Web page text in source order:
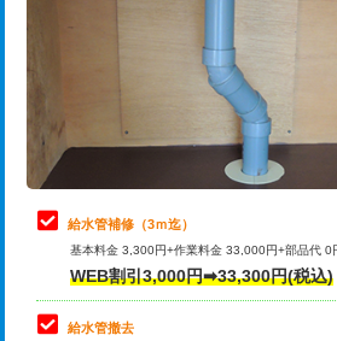
排水管工事（土の掘削・埋め戻し作
排水管工事（排水管工事/3ｍまで）
排水管工事（追加 排水管工事/3ｍ超
マス交換（土の掘削・埋め戻し作業）
マス交換（深さ50㎝未満）
マス交換（深さ50㎝以上）
止水・漏水調査・防水処理・清掃・修
理・調整・分解・加工など（軽作業）
止水・漏水調査・防水処理・清掃・修
理・調整・分解・加工など（中作業）
止水・漏水調査・防水処理・清掃・修
理・調整・分解・加工など（重作業）
その他部品の脱着
給水管補修（3ｍ迄）
基本料金 3,300円+作業料金 33,000円+部品代 0
WEB割引3,000円➡33,300円(税込)
給水管撤去